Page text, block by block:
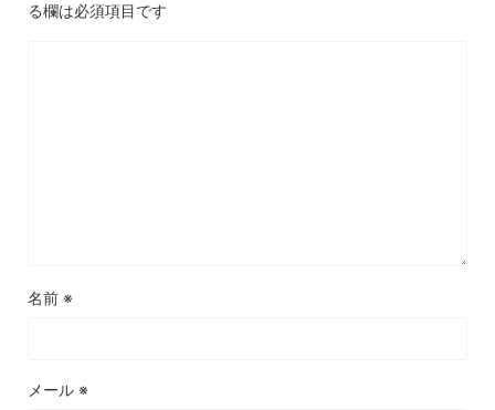
る欄は必須項目です
名前 ※
メール ※